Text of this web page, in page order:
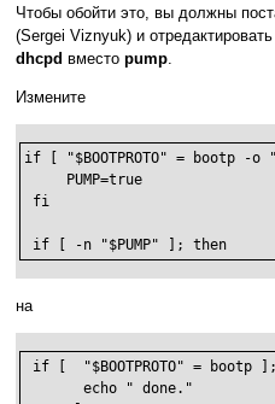
Чтобы обойти это, вы должны
(Sergei Viznyuk) и отредактировать
dhcpd вместо pump
Измените
if [ "$BOOTPROTO" = bootp -o
     PUMP=true
fi
if [ -n "$PUMP" ]; then
на
if [  "$BOOTPROTO" = bootp
       echo " done."